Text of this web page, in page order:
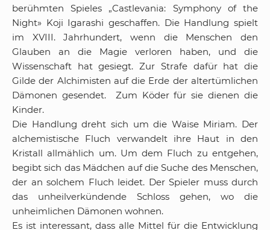
berühmten Spieles „Castlevania: Symphony of the
Night» Koji Igarashi geschaffen. Die Handlung spielt
im XVIII. Jahrhundert, wenn die Menschen den
Glauben an die Magie verloren haben, und die
Wissenschaft hat gesiegt. Zur Strafe dafür hat die
Gilde der Alchimisten auf die Erde der altertümlichen
Dämonen gesendet. Zum Köder für sie dienen die
Kinder.
Die Handlung dreht sich um die Waise Miriam. Der
alchemistische Fluch verwandelt ihre Haut in den
Kristall allmählich um. Um dem Fluch zu entgehen,
begibt sich das Mädchen auf die Suche des Menschen,
der an solchem Fluch leidet. Der Spieler muss durch
das unheilverkündende Schloss gehen, wo die
unheimlichen Dämonen wohnen.
Es ist interessant, dass alle Mittel für die Entwicklung